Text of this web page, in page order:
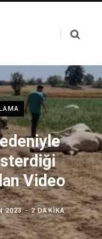
Video
2023 2 DAKIKA